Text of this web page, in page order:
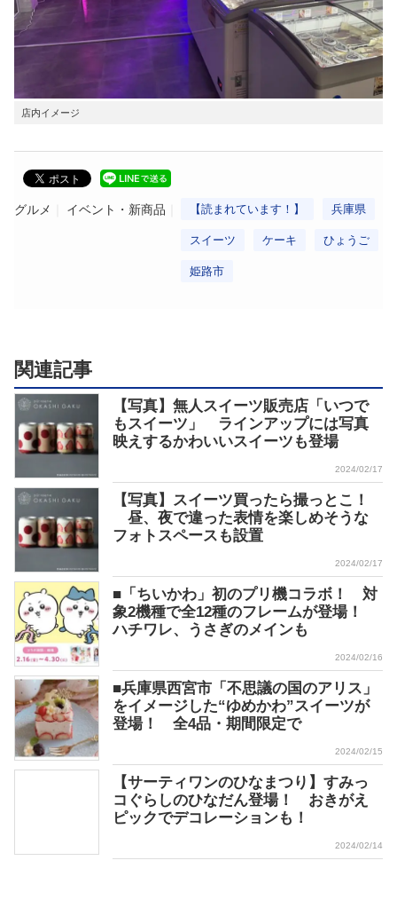
店内イメージ
グルメ イベント・新商品 【読まれています！】 兵庫県
スイーツ ケーキ ひょうご
姫路市
関連記事
【写真】無人スイーツ販売店「いつで
もスイーツ」 ラインアップには写真
映えするかわいいスイーツも登場
2024/02/17
【写真】スイーツ買ったら撮っとこ！
昼、夜で違った表情を楽しめそうな
フォトスペースも設置
2024/02/17
■「ちいかわ」初のプリ機コラボ！ 対
象2機種で全12種のフレームが登場！
ハチワレ、うさぎのメインも
2024/02/16
■兵庫県西宮市「不思議の国のアリス」
をイメージした“ゆめかわ”スイーツが
登場！ 全4品・期間限定で
2024/02/15
【サーティワンのひなまつり】すみっ
コぐらしのひなだん登場！ おきがえ
ピックでデコレーションも！
2024/02/14